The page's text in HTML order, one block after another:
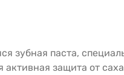
паста,
защита от